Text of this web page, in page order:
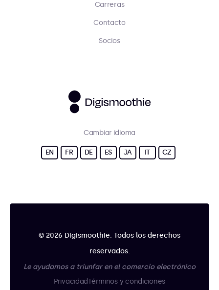
Carreras
Contacto
Socios
Cambiar idioma
EN FR DE ES JA IT CZ
© 2026 Digismoothie. Todos los derechos
reservados.
Le ayudamos a triunfar en el comercio electrónico
PrivacidadTérminos y condiciones